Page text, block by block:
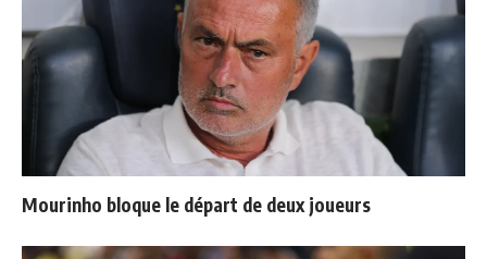
Mourinho bloque le départ de deux joueurs